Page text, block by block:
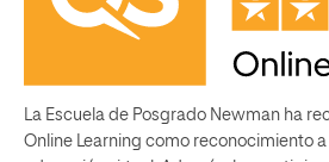
La Escuela de Posgrado Newman ha
Online Learning como reconocimiento